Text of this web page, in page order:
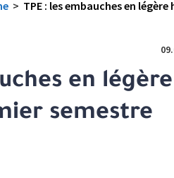
> TPE : les embauches en légère
en légère
semestre